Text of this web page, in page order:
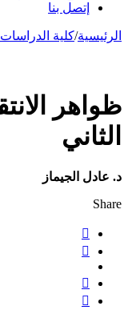
إتصل بنا
الرئيسية/كلية الدراسات
ظواهر
الثاني
د. عادل الجيماز
Share